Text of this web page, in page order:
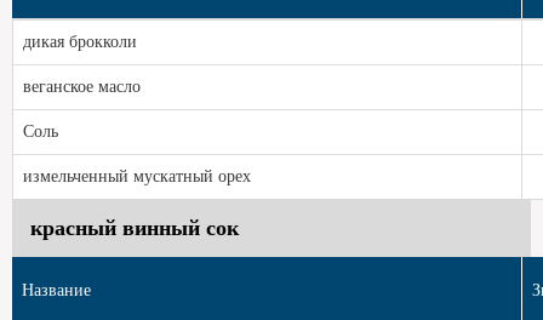
дикая брокколи
веганское масло
Соль
измельченный мускатный орех
красный винный сок
Название